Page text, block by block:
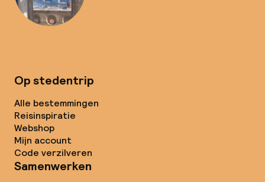
Op stedentrip
Alle bestemmingen
Reisinspiratie
Webshop
Mijn account
Code verzilveren
Samenwerken